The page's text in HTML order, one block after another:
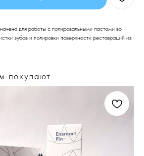
для работы с полировальными пастами во
зубов и полировки поверхности реставраций из
покупают